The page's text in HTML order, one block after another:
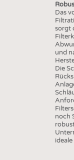
Das
sorgt
und
Die
noch